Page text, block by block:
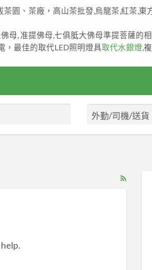
園、茶廠，高山茶批發,烏龍茶,紅茶,東
佛母, 准提佛母,七俱胝大佛母準提菩薩的
，最佳的取代LED照明燈具取代水銀燈 ,
RSS